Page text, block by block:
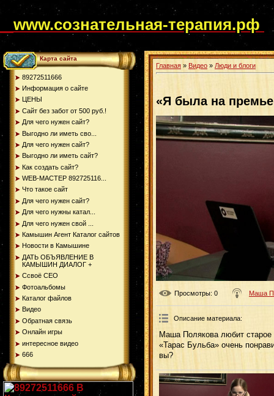
www.сознательная-терапия.рф
Карта сайта
89272511666
Информация о сайте
ЦЕНЫ
Сайт без забот от 500 руб.!
Для чего нужен сайт?
Выгодно ли иметь сво...
Для чего нужен сайт?
Выгодно ли иметь сайт?
Как создать сайт?
WEB-МАСТЕР 892725116...
Что такое сайт
Для чего нужен сайт?
Для чего нужны катал...
Для чего нужен свой ...
Камышин Агент Каталог сайтов
Новости в Камышине
ДАТЬ ОБЪЯВЛЕНИЕ В
КАМЫШИН ДИАЛОГ +
Ссвоё СЕО
Фотоальбомы
Каталог файлов
Видео
Обратная связь
Онлайн игры
интересное видео
666
Главная » Видео » Люди и блоги
«Я была на
Просмотры: 0 Маша
Описание материала:
Маша Полякова любит старое
«Тарас Бульба» очень
вы?